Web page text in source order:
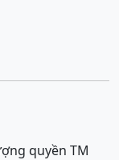
quyền TM